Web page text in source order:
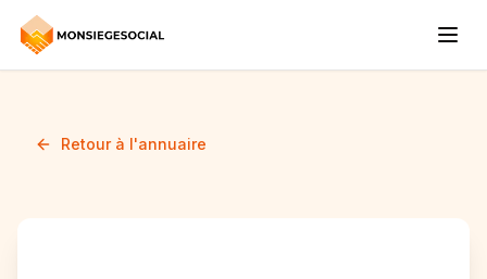
Retour à l'annuaire